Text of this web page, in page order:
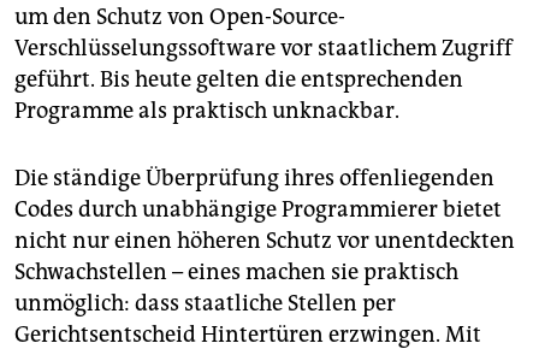
um den Schutz von Open-Source-
Verschlüsselungssoftware vor staatlichem Zugriff
geführt. Bis heute gelten die entsprechenden
Programme als praktisch unknackbar.
Die ständige Überprüfung ihres offenliegenden
Codes durch unabhängige Programmierer bietet
nicht nur einen höheren Schutz vor unentdeckten
Schwachstellen – eines machen sie praktisch
unmöglich: dass staatliche Stellen per
Gerichtsentscheid Hintertüren erzwingen. Mit